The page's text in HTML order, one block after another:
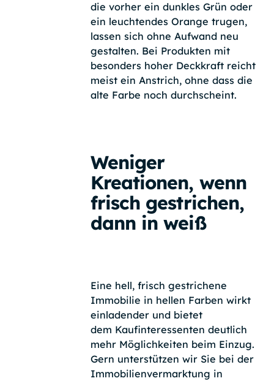
die vorher ein dunkles Grün oder
ein leuchtendes Orange trugen,
lassen sich ohne Aufwand neu
gestalten. Bei Produkten mit
besonders hoher Deckkraft reicht
meist ein Anstrich, ohne dass die
alte Farbe noch durchscheint.
Weniger
Kreationen, wenn
frisch gestrichen,
dann in weiß
Eine hell, frisch gestrichene
Immobilie in hellen Farben wirkt
einladender und bietet
dem Kaufinteressenten deutlich
mehr Möglichkeiten beim Einzug.
Gern unterstützen wir Sie bei der
Immobilienvermarktung in